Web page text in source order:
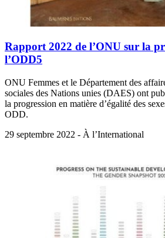
Rapport 2022 de l’ONU sur la
l’ODD5
ONU Femmes et le Département des
sociales des Nations unies (DAES) ont
la progression en matière d’égalité des
ODD.
29 septembre 2022 - À l’International